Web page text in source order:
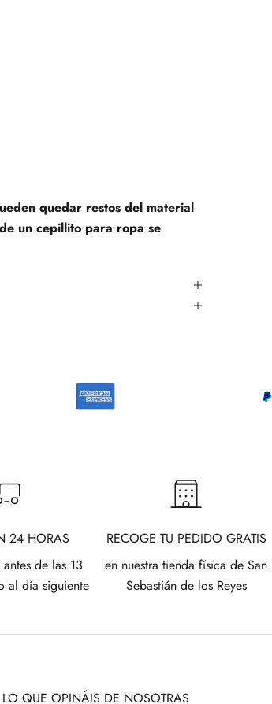
quedar restos del material
un cepillito para ropa se
24 HORAS
de las 13
al día siguiente
RECOGE TU PEDIDO GRATIS
en nuestra tienda física de San
Sebastián de los Reyes
LO QUE OPINÁIS DE NOSOTRAS